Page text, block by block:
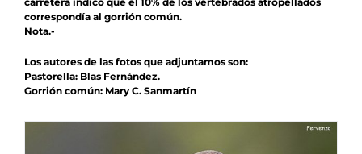
correspondía al gorrión común.
Nota.-
Los autores de las fotos que adjuntamos son:
Pastorella: Blas Fernández.
Gorrión común: Mary C. Sanmartín